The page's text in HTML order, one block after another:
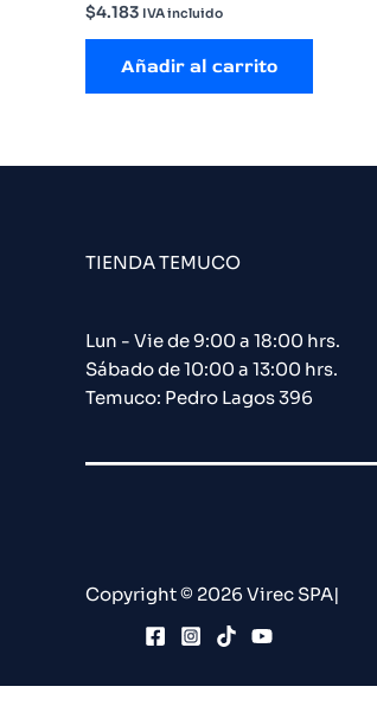
$4.183 IVA incluido
Añadir al carrito
TIENDA TEMUCO
Lun - Vie de 9:00 a 18:00 hrs.
Sábado de 10:00 a 13:00 hrs.
Temuco: Pedro Lagos 396
Copyright © 2026 Virec SPA|